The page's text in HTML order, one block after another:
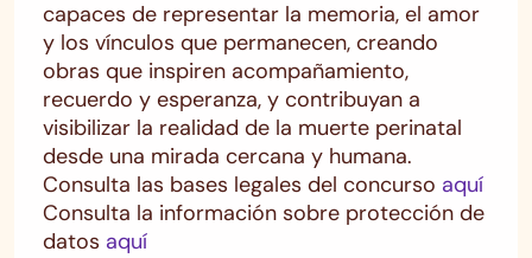
capaces de representar la memoria, el amor
y los vínculos que permanecen, creando
obras que inspiren acompañamiento,
recuerdo y esperanza, y contribuyan a
visibilizar la realidad de la muerte perinatal
desde una mirada cercana y humana.
Consulta las bases legales del concurso aquí
Consulta la información sobre protección de
datos aquí